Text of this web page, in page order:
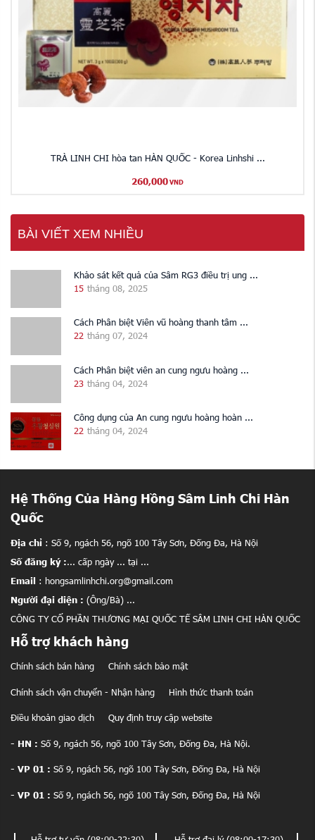
TRÀ LINH CHI hòa tan HÀN QUỐC - Korea Linhshi ...
260,000 VND
BÀI VIẾT XEM NHIỀU
Khảo sát kết quả của Sâm RG3 điều trị ung ...
15 tháng 08, 2025
Cách Phân biệt Viên vũ hoàng thanh tâm ...
22 tháng 07, 2024
Cách Phân biệt viên an cung ngưu hoàng ...
23 tháng 04, 2024
Công dụng của An cung ngưu hoàng hoàn ...
22 tháng 04, 2024
Hệ Thống Của Hàng Hồng Sâm Linh Chi Hàn
Quốc
Địa chỉ : Số 9, ngách 56, ngõ 100 Tây Sơn, Đống Đa, Hà Nội
Số đăng ký :... cấp ngày ... tại ...
Email : hongsamlinhchi.org@gmail.com
Người đại diện : (Ông/Bà) ...
CÔNG TY CỔ PHẦN THƯƠNG MẠI QUỐC TẾ SÂM LINH CHI HÀN QUỐC
Hỗ trợ khách hàng
Chính sách bán hàng Chính sách bảo mật
Chính sách vận chuyển - Nhận hàng Hình thức thanh toán
Điều khoản giao dịch Quy định truy cập website
- HN : Số 9, ngách 56, ngõ 100 Tây Sơn, Đống Đa, Hà Nội.
- VP 01 : Số 9, ngách 56, ngõ 100 Tây Sơn, Đống Đa, Hà Nội
- VP 01 : Số 9, ngách 56, ngõ 100 Tây Sơn, Đống Đa, Hà Nội